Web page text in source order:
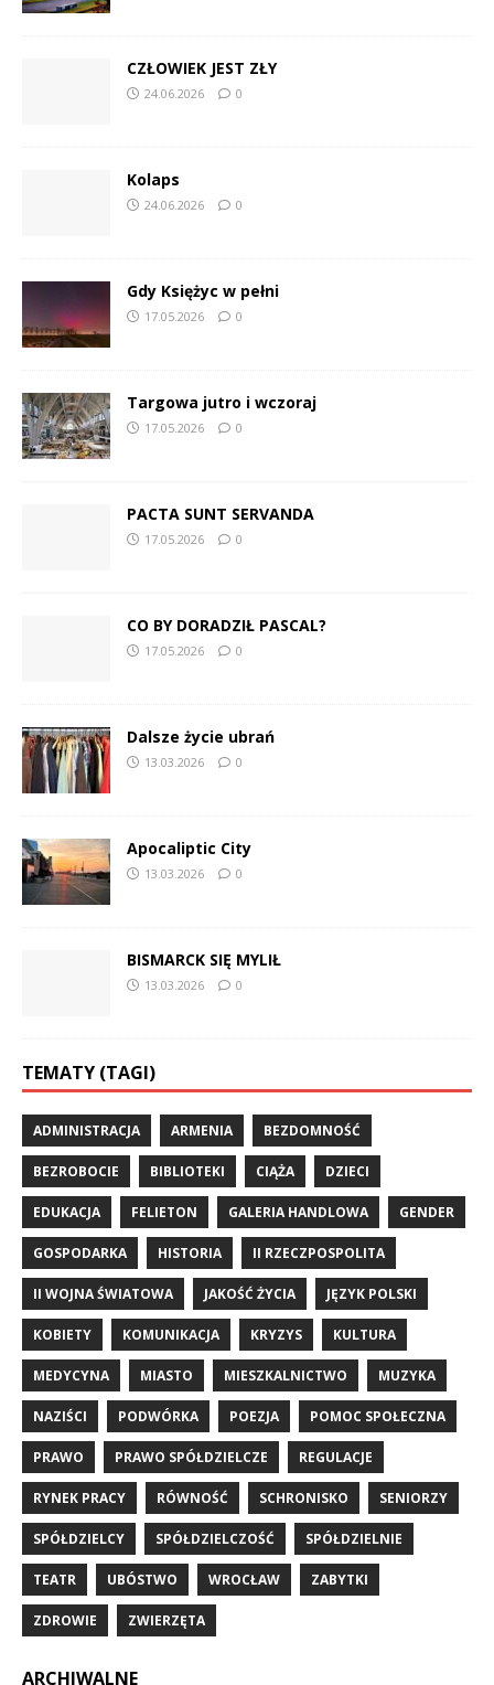
CZŁOWIEK JEST ZŁY
24.06.2026 0
Kolaps
24.06.2026 0
Gdy Księżyc w pełni
17.05.2026 0
Targowa jutro i wczoraj
17.05.2026 0
PACTA SUNT SERVANDA
17.05.2026 0
CO BY DORADZIŁ PASCAL?
17.05.2026 0
Dalsze życie ubrań
13.03.2026 0
Apocaliptic City
13.03.2026 0
BISMARCK SIĘ MYLIŁ
13.03.2026 0
TEMATY (TAGI)
ADMINISTRACJA ARMENIA BEZDOMNOŚĆ
BEZROBOCIE BIBLIOTEKI CIĄŻA DZIECI
EDUKACJA FELIETON GALERIA HANDLOWA GENDER
GOSPODARKA HISTORIA II RZECZPOSPOLITA
II WOJNA ŚWIATOWA JAKOŚĆ ŻYCIA JĘZYK POLSKI
KOBIETY KOMUNIKACJA KRYZYS KULTURA
MEDYCYNA MIASTO MIESZKALNICTWO MUZYKA
NAZIŚCI PODWÓRKA POEZJA POMOC SPOŁECZNA
PRAWO PRAWO SPÓŁDZIELCZE REGULACJE
RYNEK PRACY RÓWNOŚĆ SCHRONISKO SENIORZY
SPÓŁDZIELCY SPÓŁDZIELCZOŚĆ SPÓŁDZIELNIE
TEATR UBÓSTWO WROCŁAW ZABYTKI
ZDROWIE ZWIERZĘTA
ARCHIWALNE